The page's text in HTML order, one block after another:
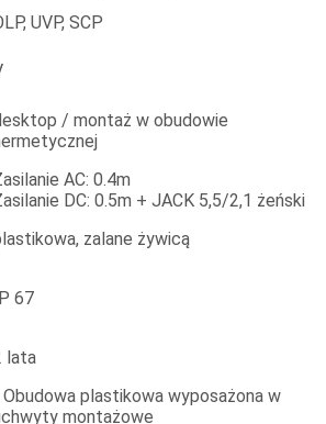
UVP, SCP
/ montaż w obudowie
AC: 0.4m
DC: 0.5m + JACK 5,5/2,1 żeński
zalane żywicą
67
lata
Obudowa plastikowa wyposażona w
montażowe